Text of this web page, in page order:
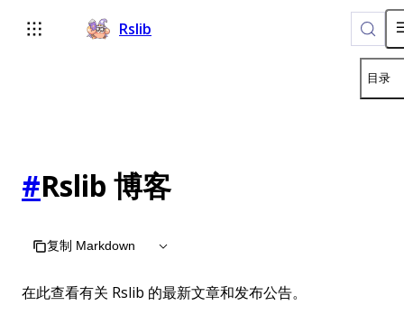
Rslib
目录
#Rslib 博客
复制 Markdown
在此查看有关 Rslib 的最新文章和发布公告。